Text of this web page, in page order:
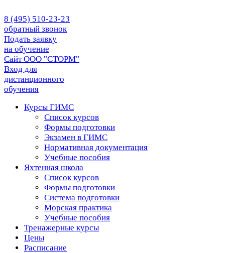
8 (495) 510-23-23
обратный звонок
Подать заявку
на обучение
Сайт ООО "СТОРМ"
Вход для
дистанционного
обучения
Курсы ГИМС
Список курсов
Формы подготовки
Экзамен в ГИМС
Нормативная документация
Учебные пособия
Яхтенная школа
Список курсов
Формы подготовки
Cистема подготовки
Морская практика
Учебные пособия
Тренажерные курсы
Цены
Расписание